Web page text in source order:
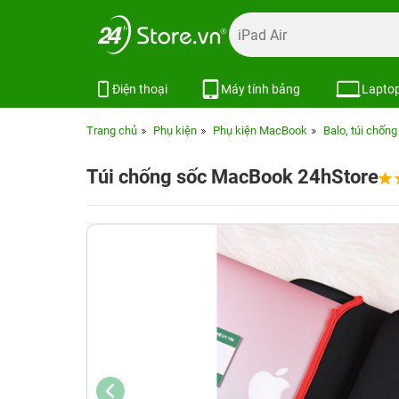
Điện thoại Máy tính bảng
Trang chủ Phụ kiện Phụ kiện MacBook Balo, túi
Túi chống sốc MacBook 24hStore